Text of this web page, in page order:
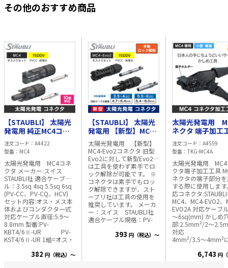
その他のおすすめ商品
【STAUBLI】 太陽光
発電用 純正MC4コネ
クタ オス・メスセッ
ト【MC4-Evo2と互換
性有り】
注文コード
A4422
型番
MC4
太陽光発電用 MC4コネ
クタ メーカー:スイス
STAUBLI社 適合ケーブ
ル：3.5sq 4sq 5.5sq 6sq
(PV-CC、PV-CQ、HCV)
セット内容:オス・メス本
体およびコンダクタ一式
対応ケーブル直径:5.9～
8.8mm 型番:PV-
KBT4/6Ⅱ-UR PV-
KST4/6Ⅱ-UR 1組=オス・
コネクタと互換性あり】
382 円（税込）～
【STAUBLI】 太陽光
発電用 【新型】MC4-
Evo2コネクタ オス・
メスセット 対応線
径：4.7～6.4mm
太陽光発電用 【新型】
MC4-Evo2コネクタ 旧型
Evo2に対して新型Evo2A
は工具を使わず素手でロ
ック解除が可能です。 ※
コネクタは素手でもロッ
ク解除できますが、スト
ーブリ社は工具の使用を
推奨しています。 メーカ
ー：スイス STAUBLI社
適合ケーブル規格：PV-
※塩化
393 円（税込）～
太陽光発電用
ネクタ 端子加工
かしめ工具 軽
ンパクトで持ち
も便利!
注文コード
A4559
型番
TKG-MC4A
太陽光発電用 MC4
クタ端子加工工具 MC4コ
ネクタの端子部分
する際に使用します
応コネクタ
MC4、MC4-EVO2、
EVO2A 対応ケーブ
～6sq(mm) かしめ
部:2.5mm²/2～
対
4mm²/3.5～4mm²
6mm²/5.5～6mm²
6,743 円